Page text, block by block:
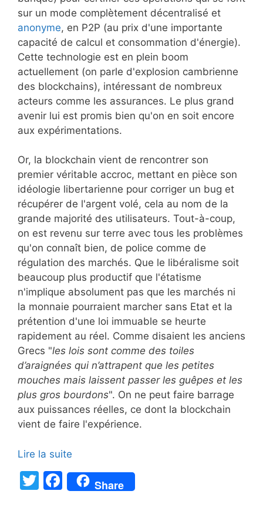
sur un mode complètement décentralisé et
anonyme, en P2P (au prix d'une importante
capacité de calcul et consommation d'énergie).
Cette technologie est en plein boom
actuellement (on parle d'explosion cambrienne
des blockchains), intéressant de nombreux
acteurs comme les assurances. Le plus grand
avenir lui est promis bien qu'on en soit encore
aux expérimentations.
Or, la blockchain vient de rencontrer son
premier véritable accroc, mettant en pièce son
idéologie libertarienne pour corriger un bug et
récupérer de l'argent volé, cela au nom de la
grande majorité des utilisateurs. Tout-à-coup,
on est revenu sur terre avec tous les problèmes
qu'on connaît bien, de police comme de
régulation des marchés. Que le libéralisme soit
beaucoup plus productif que l'étatisme
n'implique absolument pas que les marchés ni
la monnaie pourraient marcher sans Etat et la
prétention d'une loi immuable se heurte
rapidement au réel. Comme disaient les anciens
Grecs "les lois sont comme des toiles
d’araignées qui n’attrapent que les petites
mouches mais laissent passer les guêpes et les
plus gros bourdons". On ne peut faire barrage
aux puissances réelles, ce dont la blockchain
vient de faire l'expérience.
Lire la suite
T
F
a
Share